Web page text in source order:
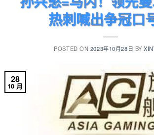
热刺喊出争冠口
POSTED ON 2023年10月28日 BY
28
10 月